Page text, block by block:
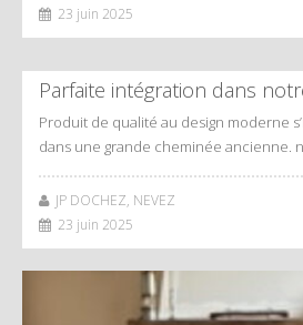
23 juin 2025
Parfaite intégration dans
Produit de qualité au design moderne
dans une grande cheminée ancienne.
JP DOCHEZ, NEVEZ
23 juin 2025